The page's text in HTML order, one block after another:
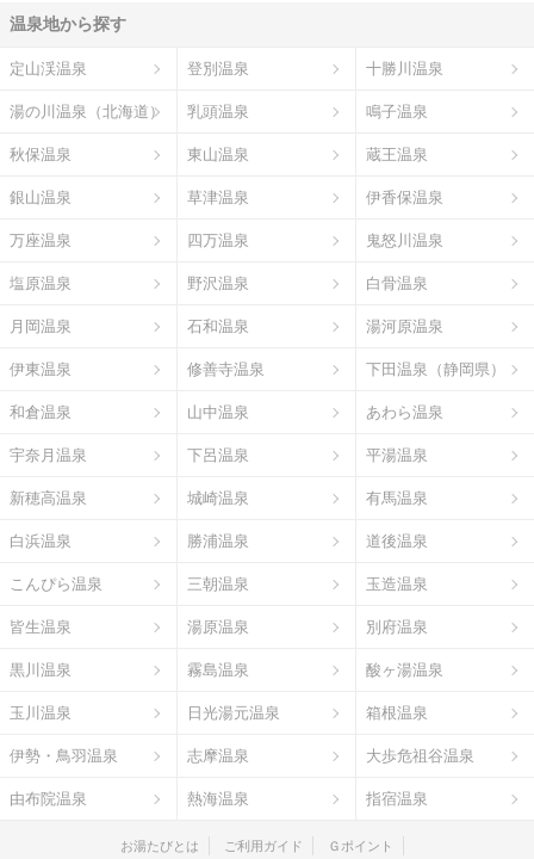
温泉地から探す
定山渓温泉 登別温泉 十勝川温泉
湯の川温泉（北海道） 乳頭温泉 鳴子温泉
秋保温泉 東山温泉 蔵王温泉
銀山温泉 草津温泉 伊香保温泉
万座温泉 四万温泉 鬼怒川温泉
塩原温泉 野沢温泉 白骨温泉
月岡温泉 石和温泉 湯河原温泉
伊東温泉 修善寺温泉 下田温泉（静岡県）
和倉温泉 山中温泉 あわら温泉
宇奈月温泉 下呂温泉 平湯温泉
新穂高温泉 城崎温泉 有馬温泉
白浜温泉 勝浦温泉 道後温泉
こんぴら温泉 三朝温泉 玉造温泉
皆生温泉 湯原温泉 別府温泉
黒川温泉 霧島温泉 酸ヶ湯温泉
玉川温泉 日光湯元温泉 箱根温泉
伊勢・鳥羽温泉 志摩温泉 大歩危祖谷温泉
由布院温泉 熱海温泉 指宿温泉
お湯たびとは ご利用ガイド Ｇポイント